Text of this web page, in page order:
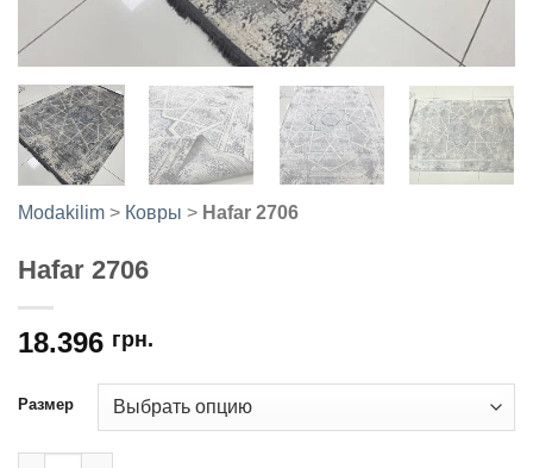
Modakilim > Ковры > Hafar 2706
Hafar 2706
18.396 грн.
Размер
Количество товара Hafar 2706